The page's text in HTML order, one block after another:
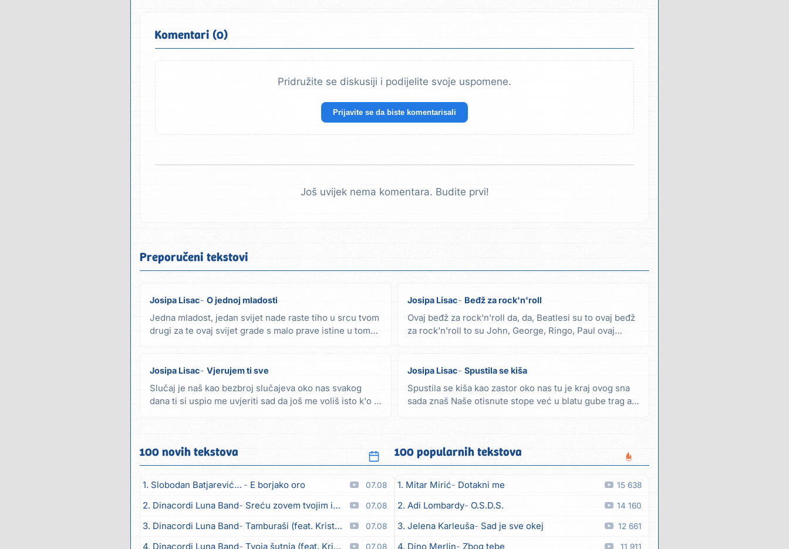
Komentari (0)
Pridružite se diskusiji i podijelite svoje uspomene.
Prijavite se da biste komentarisali
Još uvijek nema komentara. Budite prvi!
Preporučeni tekstovi
Josipa Lisac O jednoj mladosti
Jedna mladost, jedan svijet nade raste tiho u srcu tvom
drugi za te ovaj svijet grade s malo prave istine u tom
Josipa Lisac Beđž za rock'n'roll
Ovaj beđž za rock'n'roll da, da, Beatlesi su to ovaj beđž
za rock'n'roll to su John, George, Ringo, Paul ovaj
Josipa Lisac Vjerujem ti sve
Slučaj je naš kao bezbroj slučajeva oko nas svakog
dana ti si uspio me uvjeriti sad da još me voliš isto k'o i
Josipa Lisac Spustila se kiša
Spustila se kiša kao zastor oko nas tu je kraj ovog sna
sada znaš Naše otisnute stope već u blatu gube trag a
100 novih tekstova
1. Slobodan Batjarević Čobe E borjako oro 07.08
2. Dinacordi Luna Band Sreću zovem tvojim imenom (feat. Kristina Smetko) 07.08
3. Dinacordi Luna Band Tamburaši (feat. Kristina Smetko) 07.08
4. Dinacordi Luna Band Tvoja šutnja (feat. Kristina Smetko) 07.08
100 popularnih tekstova
1. Mitar Mirić Dotakni me 15 638
2. Adi Lombardy O.S.D.S. 14 160
3. Jelena Karleuša Sad je sve okej 12 661
4. Dino Merlin Zbog tebe 11 911